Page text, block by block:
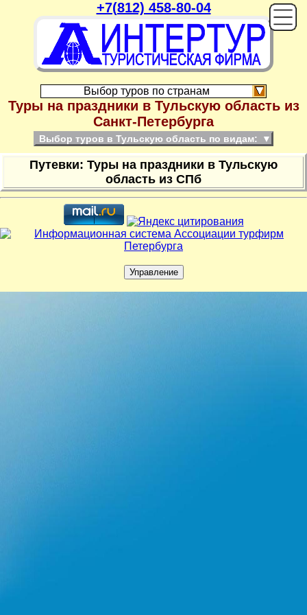
+7(812) 458-80-04
Выбор туров по странам
Туры на праздники в Тульскую область из
Санкт-Петербурга
Выбор туров в Тульскую область по видам: ▼
Путевки: Туры на праздники в Тульскую
область из СПб